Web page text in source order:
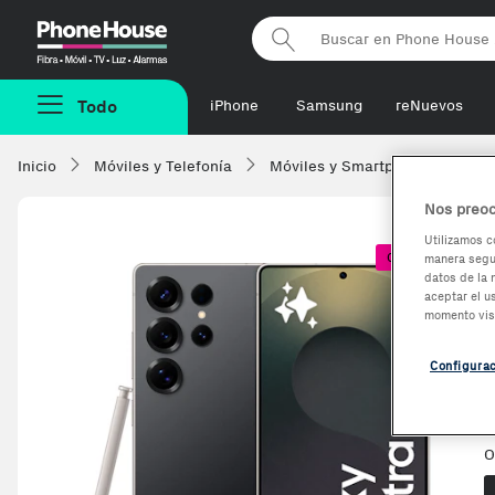
Phonehouse
Todo iPhone Samsung reNuevos
Inicio Móviles y Telefonía Móviles y Smartphones
Coste + 1€
Nos
Utilizamos
manera
datos de la
aceptar el
momento